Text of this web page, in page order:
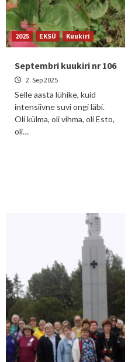
2025 EKSÜ Kuukiri
Septembri kuukiri nr 106
2. Sep 2025
Selle aasta lühike, kuid
intensiivne suvi ongi läbi.
Oli külma, oli vihma, oli Esto,
oli…